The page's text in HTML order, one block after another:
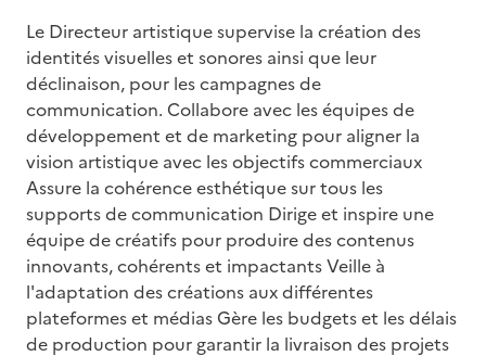
Le Directeur artistique supervise la création des
identités visuelles et sonores ainsi que leur
déclinaison, pour les campagnes de
communication. Collabore avec les équipes de
développement et de marketing pour aligner la
vision artistique avec les objectifs commerciaux
Assure la cohérence esthétique sur tous les
supports de communication Dirige et inspire une
équipe de créatifs pour produire des contenus
innovants, cohérents et impactants Veille à
l'adaptation des créations aux différentes
plateformes et médias Gère les budgets et les délais
de production pour garantir la livraison des projets